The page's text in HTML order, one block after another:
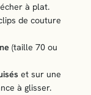
à plat.
de couture
(taille 70 ou
et sur une
à glisser.